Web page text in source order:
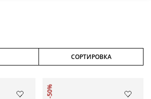
СОРТИРОВКА
-50%